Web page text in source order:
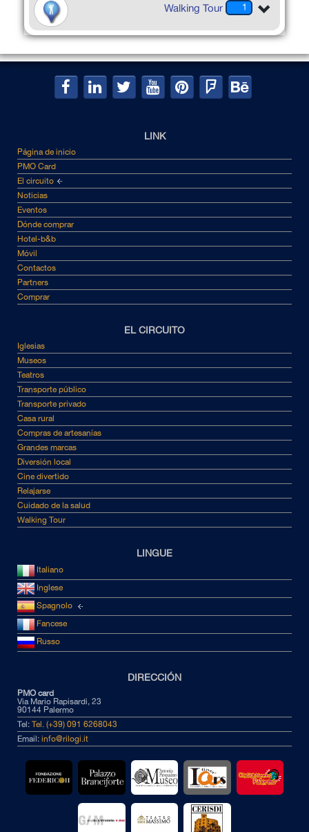
1
Walking Tour
LINK
Página de inicio
PMO Card
El circuito
Noticias
Eventos
Dónde comprar
Hotel-b&b
Móvil
Contactos
Partners
Comprar
EL CIRCUITO
Iglesias
Museos
Teatros
Transporte público
Transporte privado
Casa rural
Compras de artesanías
Grandes marcas
Diversión local
Cine divertido
Relajarse
Cuidado de la salud
Walking Tour
LINGUE
Italiano
Inglese
Spagnolo
Fancese
Russo
DIRECCIÓN
PMO card
Via Mario Rapisardi, 23
90144 Palermo
Tel: Tel. (+39) 091 6268043
Email: info@rilogi.it